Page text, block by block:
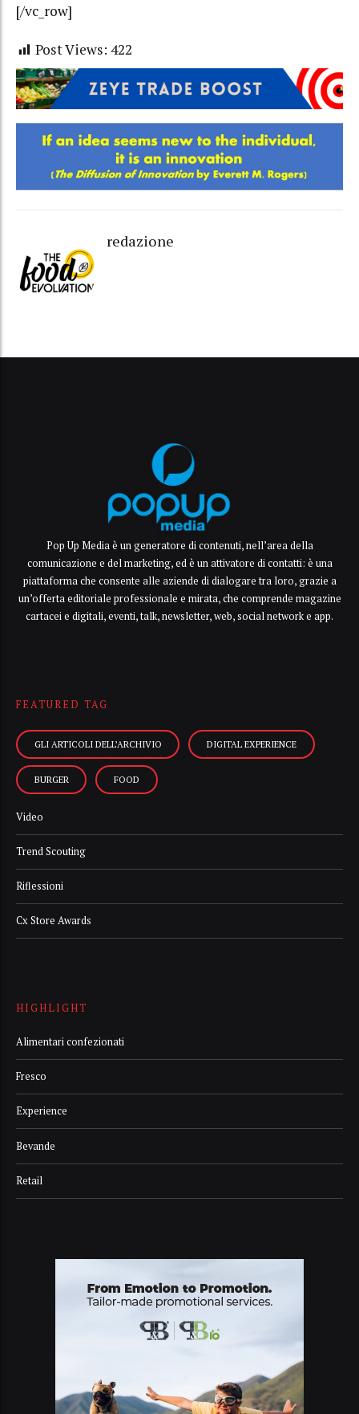
[/vc_row]
Post Views: 422
redazione
Pop Up Media è un generatore di contenuti, nell’area della
comunicazione e del marketing, ed è un attivatore di contatti: è una
piattaforma che consente alle aziende di dialogare tra loro, grazie a
un’offerta editoriale professionale e mirata, che comprende magazine
cartacei e digitali, eventi, talk, newsletter, web, social network e app.
FEATURED TAG
GLI ARTICOLI DELL’ARCHIVIO DIGITAL EXPERIENCE
BURGER FOOD
Video
Trend Scouting
Riflessioni
Cx Store Awards
HIGHLIGHT
Alimentari confezionati
Fresco
Experience
Bevande
Retail